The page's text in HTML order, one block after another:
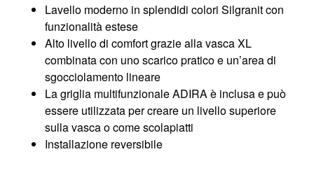
Lavello moderno in splendidi colori Silgranit con
funzionalità estese
Alto livello di comfort grazie alla vasca XL
combinata con uno scarico pratico e un’area di
sgocciolamento lineare
La griglia multifunzionale ADIRA è inclusa e può
essere utilizzata per creare un livello superiore
sulla vasca o come scolapiatti
Installazione reversibile